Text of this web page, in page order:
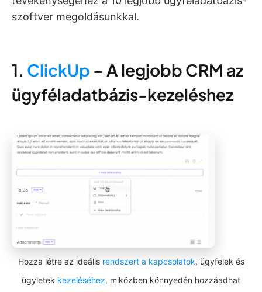
szoftver megoldásunkkal.
1. ClickUp – A legjobb CRM az
ügyféladatbázis-kezeléshez
Hozza létre az ideális rendszert a kapcsolatok, ügyfelek és
ügyletek kezeléséhez, miközben könnyedén hozzáadhat